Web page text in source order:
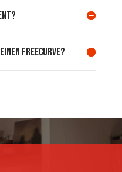
Freecurve?